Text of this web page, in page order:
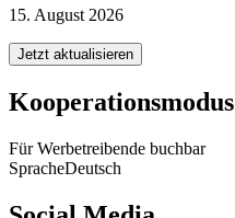
15. August 2026
Jetzt aktualisieren
Kooperationsmodus
Für Werbetreibende buchbar
SpracheDeutsch